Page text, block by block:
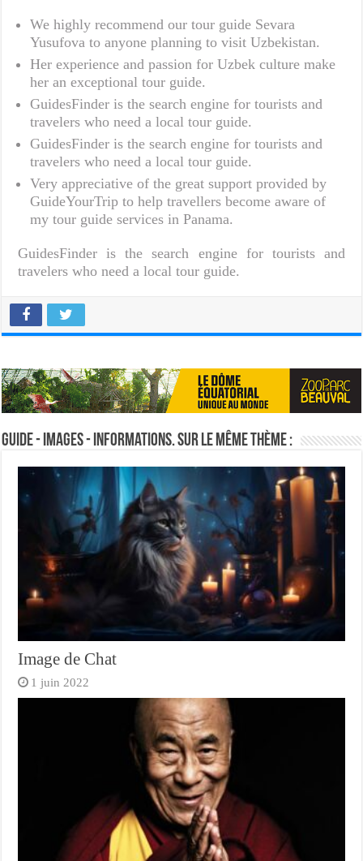
We highly recommend our tour guide Sevara
Yusufova to anyone planning to visit Uzbekistan.
Her experience and passion for Uzbek culture make
her an exceptional tour guide.
GuidesFinder is the search engine for tourists and
travelers who need a local tour guide.
GuidesFinder is the search engine for tourists and
travelers who need a local tour guide.
Very appreciative of the great support provided by
GuideYourTrip to help travellers become aware of
my tour guide services in Panama.
GuidesFinder is the search engine for tourists and
travelers who need a local tour guide.
Guide - Images - Informations. Sur le même thème :
Image de Chat
1 juin 2022